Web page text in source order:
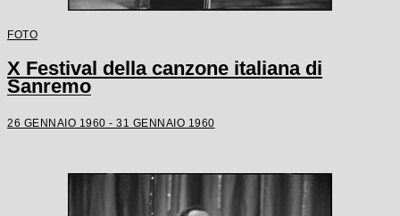
FOTO
X Festival della canzone italiana di
Sanremo
26 GENNAIO 1960 - 31 GENNAIO 1960